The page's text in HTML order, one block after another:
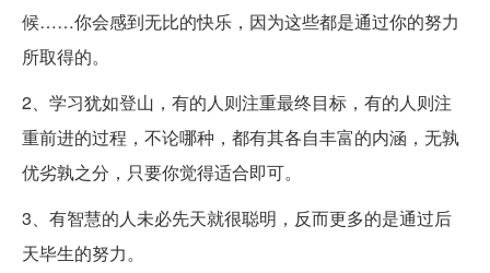
候……你会感到无比的快乐，因为这些都是通过你的努力
所取得的。
2、学习犹如登山，有的人则注重最终目标，有的人则注
重前进的过程，不论哪种，都有其各自丰富的内涵，无孰
优劣孰之分，只要你觉得适合即可。
3、有智慧的人未必先天就很聪明，反而更多的是通过后
天毕生的努力。